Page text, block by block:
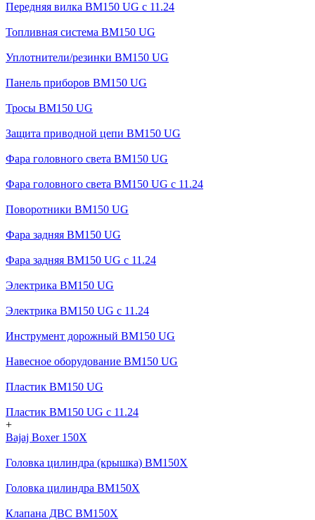
Передняя вилка BM150 UG с 11.24
Топливная система BM150 UG
Уплотнители/резинки BM150 UG
Панель приборов BM150 UG
Тросы BM150 UG
Защита приводной цепи BM150 UG
Фара головного света BM150 UG
Фара головного света BM150 UG c 11.24
Поворотники BM150 UG
Фара задняя BM150 UG
Фара задняя BM150 UG с 11.24
Электрика BM150 UG
Электрика BM150 UG c 11.24
Инструмент дорожный BM150 UG
Навесное оборудование BM150 UG
Пластик BM150 UG
Пластик BM150 UG c 11.24
+
Bajaj Boxer 150X
Головка цилиндра (крышка) BM150X
Головка цилиндра BM150X
Клапана ДВС BM150X